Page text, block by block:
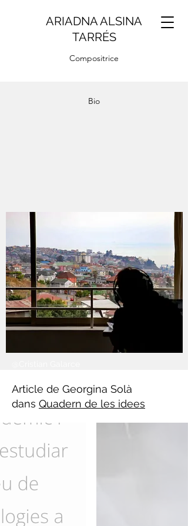
ARIADNA ALSINA
TARRÉS
Compositrice
Bio
Article de Georgina Solà
dans Quadern de les idees